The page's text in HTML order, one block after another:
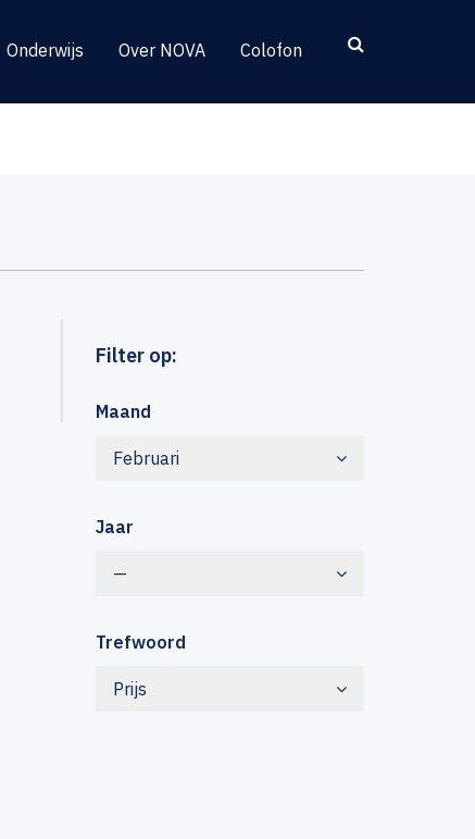
Onderwijs Over NOVA Colofon
Filter op:
Maand
Februari
Jaar
—
Trefwoord
Prijs